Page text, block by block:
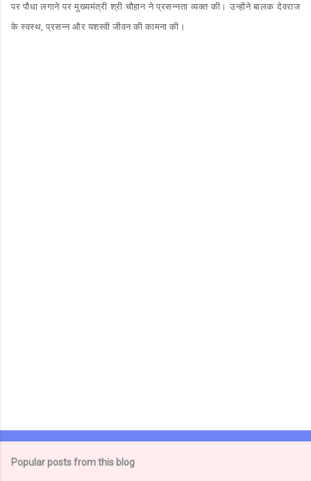
पर पौधा लगाने पर मुख्यमंत्री श्री चौहान ने प्रसन्नता व्यक्त की। उन्होंने बालक देवराज
के स्वस्थ, प्रसन्न और यशस्वी जीवन की कामना की।
Popular posts from this blog